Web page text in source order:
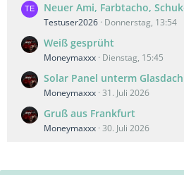
Neuer Ami, Farbtacho,
Testuser2026 Donnerstag, 13:54
Weiß gesprüht
Moneymaxxx Dienstag, 15:45
Solar Panel unterm Glasdach
Moneymaxxx 31. Juli 2026
Gruß aus Frankfurt
Moneymaxxx 30. Juli 2026